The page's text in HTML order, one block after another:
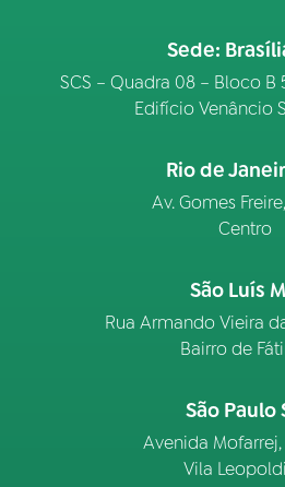
Sede:
SCS – Quadra 08 – Bloco B
Edifício Venâncio
Rio de
Av. Gomes
Centro
São Luís
Rua Armando Vieira
Bairro de
São Paulo
Avenida Mofarrej,
Vila